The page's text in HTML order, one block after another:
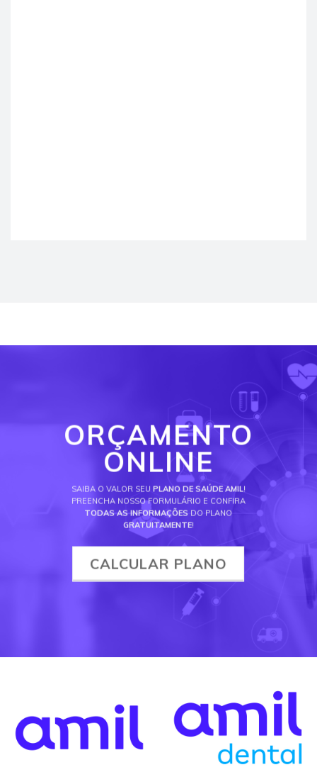
ORÇAMENTO
ONLINE
SAIBA O VALOR SEU PLANO DE SAÚDE AMIL!
PREENCHA NOSSO FORMULÁRIO E CONFIRA
TODAS AS INFORMAÇÕES DO PLANO
GRATUITAMENTE!
CALCULAR PLANO